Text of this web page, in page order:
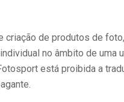
de produtos de
no âmbito de uma
está proibida a